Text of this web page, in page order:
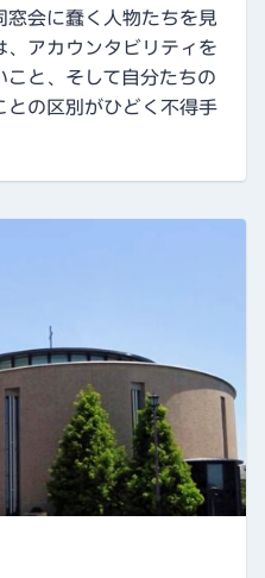
会に蠢く人物たちを見
アカウンタビリティを
と、そして自分たちの
の区別がひどく不得手